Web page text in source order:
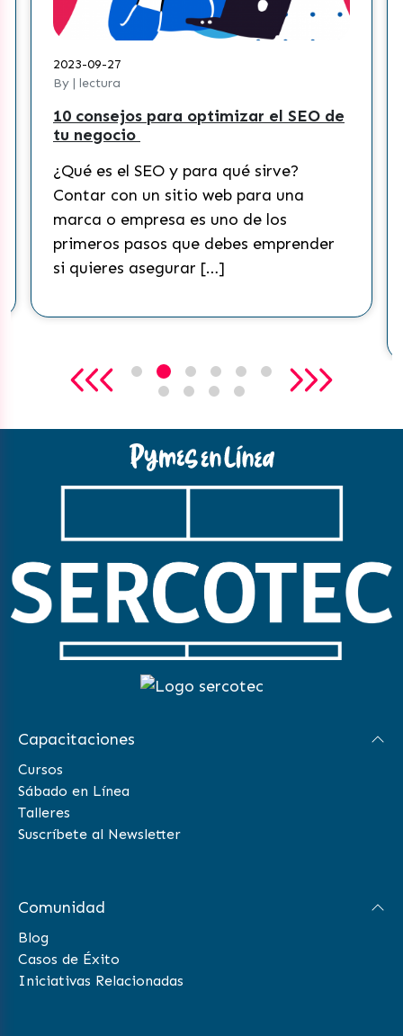
2023-09-27
By | lectura
10 consejos para optimizar el SEO de
tu negocio
¿Qué es el SEO y para qué sirve?
Contar con un sitio web para una
marca o empresa es uno de los
primeros pasos que debes emprender
si quieres asegurar […]
Capacitaciones
Cursos
Sábado en Línea
Talleres
Suscríbete al Newsletter
Comunidad
Blog
Casos de Éxito
Iniciativas Relacionadas